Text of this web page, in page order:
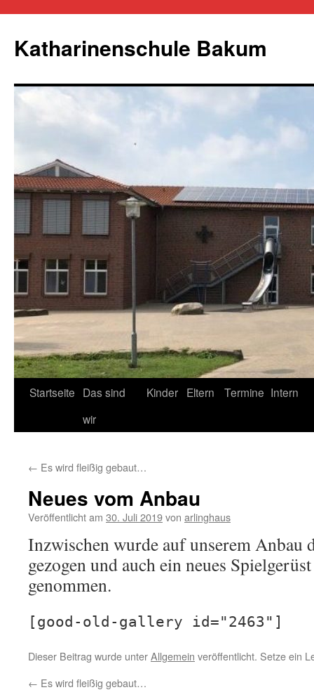
springen
Katharinenschule Bakum
Startseite Das sind
wir
Kinder Eltern Termine Intern
← Es wird fleißig gebaut…
Neues vom Anbau
Veröffentlicht am 30. Juli 2019von arlinghaus
Inzwischen wurde auf unserem Anbau
gezogen und auch ein neues
genommen.
[good-old-gallery id="2463"]
Dieser Beitrag wurde unterAllgemein veröffentlicht. Setze ein
← Es wird fleißig gebaut…